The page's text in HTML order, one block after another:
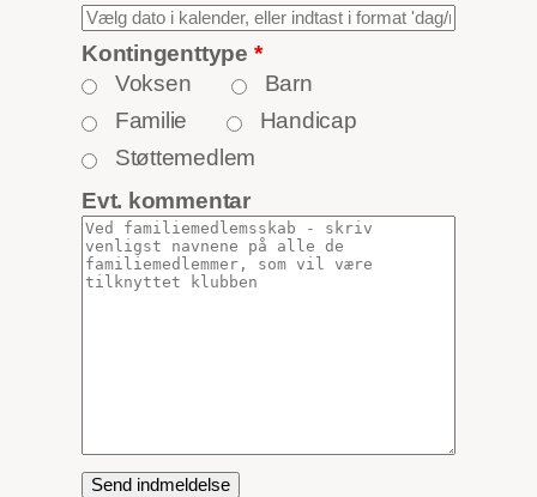
Kontingenttype *
Voksen
Barn
Familie
Handicap
Støttemedlem
Evt. kommentar